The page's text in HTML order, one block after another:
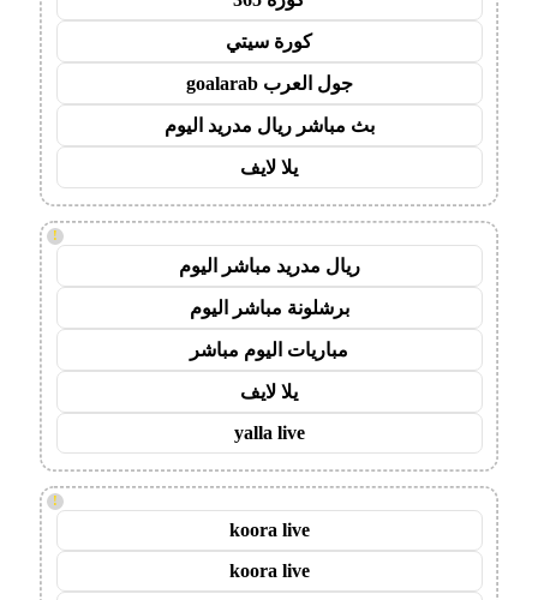
كورة سيتي
جول العرب goalarab
بث مباشر ريال مدريد اليوم
يلا لايف
!
ريال مدريد مباشر اليوم
برشلونة مباشر اليوم
مباريات اليوم مباشر
يلا لايف
yalla live
!
koora live
koora live